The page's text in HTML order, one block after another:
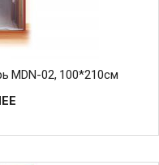
MDN-02, 100*210см